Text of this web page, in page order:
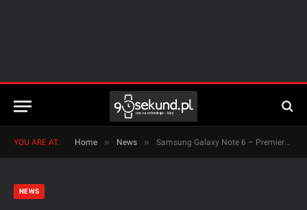
YOU ARE AT: Home » News » Samsung Galaxy Note 6 – Premiera już w lipcu?
NEWS